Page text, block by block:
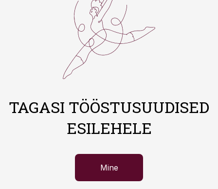
TAGASI TÖÖSTUSUUDISED
ESILEHELE
Mine